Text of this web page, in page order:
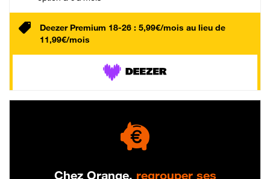
Deezer Premium 18-26 : 5,99€/mois au lieu de
11,99€/mois
Chez Orange, regrouper ses